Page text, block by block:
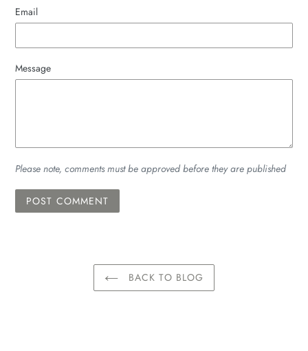
Email
Message
Please note, comments must be approved before they are published
BACK TO BLOG